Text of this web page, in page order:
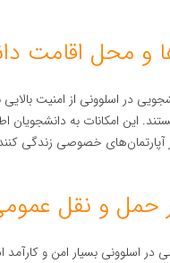
و محل اقامت
در اسلوونی از امنیت
هستند. این امکانات به
آپارتمان‌های خصوصی زندگی
حمل و نقل
در اسلوونی بسیار امن و